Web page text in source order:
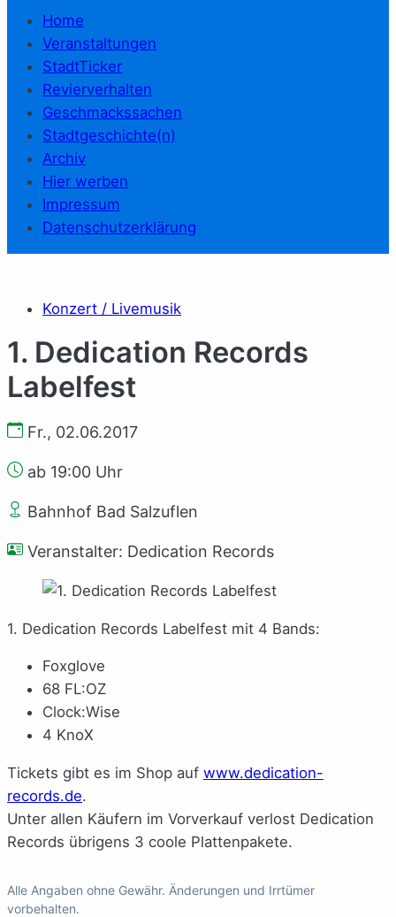
Home
Veranstaltungen
StadtTicker
Revierverhalten
Geschmackssachen
Stadtgeschichte(n)
Archiv
Hier werben
Impressum
Datenschutzerklärung
Konzert / Livemusik
1. Dedication Records
Labelfest
Fr., 02.06.2017
ab 19:00 Uhr
Bahnhof Bad Salzuflen
Veranstalter: Dedication Records
1. Dedication Records Labelfest mit 4 Bands:
Foxglove
68 FL:OZ
Clock:Wise
4 KnoX
Tickets gibt es im Shop auf www.dedication-
records.de.
Unter allen Käufern im Vorverkauf verlost Dedication
Records übrigens 3 coole Plattenpakete.
Alle Angaben ohne Gewähr. Änderungen und Irrtümer
vorbehalten.